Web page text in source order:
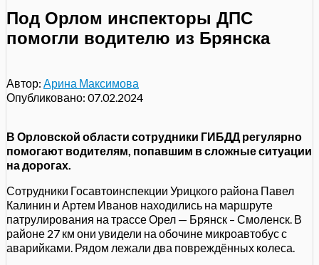
Под Орлом инспекторы ДПС
помогли водителю из Брянска
Автор: Арина Максимова
Опубликовано: 07.02.2024
В Орловской области сотрудники ГИБДД регулярно
помогают водителям, попавшим в сложные ситуации
на дорогах.
Сотрудники Госавтоинспекции Урицкого района Павел
Калинин и Артем Иванов находились на маршруте
патрулирования на трассе Орел — Брянск – Смоленск. В
районе 27 км они увидели на обочине микроавтобус с
аварийками. Рядом лежали два повреждённых колеса.